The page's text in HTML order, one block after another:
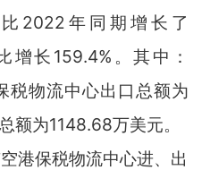
2022年同期增长了
增长159.4%。其中：
税物流中心出口总额为
额为1148.68万美元。
港保税物流中心进、出